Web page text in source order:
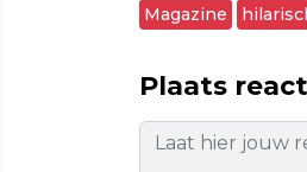
Magazine
Plaats